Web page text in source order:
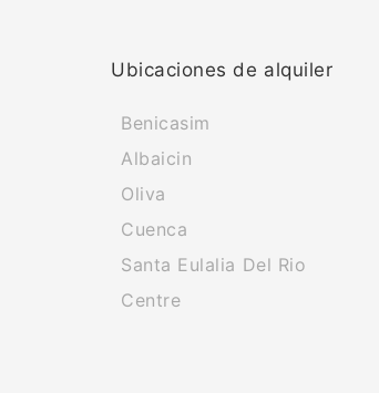
Ubicaciones de alquiler
Benicasim
Albaicin
Oliva
Cuenca
Santa Eulalia Del Rio
Centre